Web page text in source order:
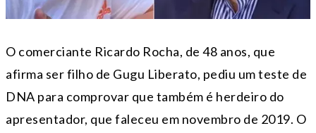
O comerciante Ricardo Rocha, de 48 anos, que
afirma ser filho de Gugu Liberato, pediu um teste de
DNA para comprovar que também é herdeiro do
apresentador, que faleceu em novembro de 2019. O